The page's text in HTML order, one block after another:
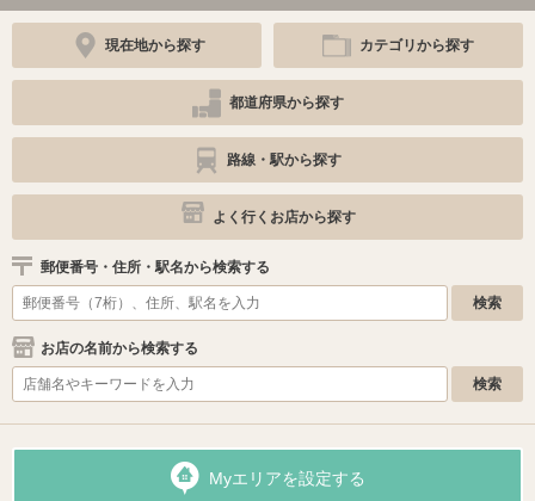
現在地から探す カテゴリから探す
都道府県から探す
路線・駅から探す
よく行くお店から探す
郵便番号・住所・駅名から検索する
お店の名前から検索する
Myエリアを設定する